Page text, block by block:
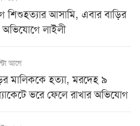
শিশুহত্যার আসামি, এবার বাড়ির
অভিযোগে লাইলী
আগে
মালিককে হত্যা, মরদেহ ৯
ভরে ফেলে রাখার অভিযোগ